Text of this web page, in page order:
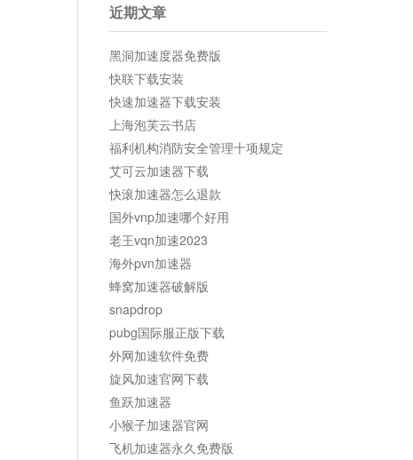
近期文章
黑洞加速度器免费版
快联下载安装
快速加速器下载安装
上海泡芙云书店
福利机构消防安全管理十项规定
艾可云加速器下载
快滚加速器怎么退款
国外vnp加速哪个好用
老王vqn加速2023
海外pvn加速器
蜂窝加速器破解版
snapdrop
pubg国际服正版下载
外网加速软件免费
旋风加速官网下载
鱼跃加速器
小猴子加速器官网
飞机加速器永久免费版